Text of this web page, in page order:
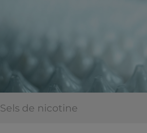
Sels de nicotine